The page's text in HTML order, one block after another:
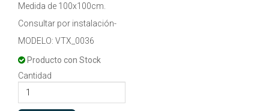
Medida de 100x100cm.
Consultar por instalación-
MODELO: VTX_0036
Producto con Stock
Cantidad